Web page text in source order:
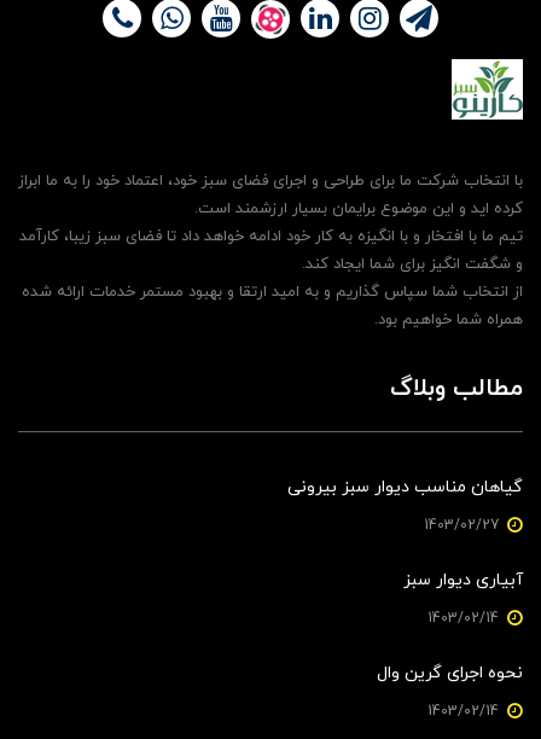
با انتخاب شرکت ما برای طراحی و اجرای فضای سبز خود، اعتماد خود را به ما ابراز
کرده اید و این موضوع برایمان بسیار ارزشمند است.
تیم ما با افتخار و با انگیزه به کار خود ادامه خواهد داد تا فضای سبز زیبا، کارآمد
و شگفت انگیز برای شما ایجاد کند.
از انتخاب شما سپاس گذاریم و به امید ارتقا و بهبود مستمر خدمات ارائه شده
همراه شما خواهیم بود.
مطالب وبلاگ
گیاهان مناسب دیوار سبز بیرونی
آبیاری دیوار سبز
نحوه اجرای گرین وال